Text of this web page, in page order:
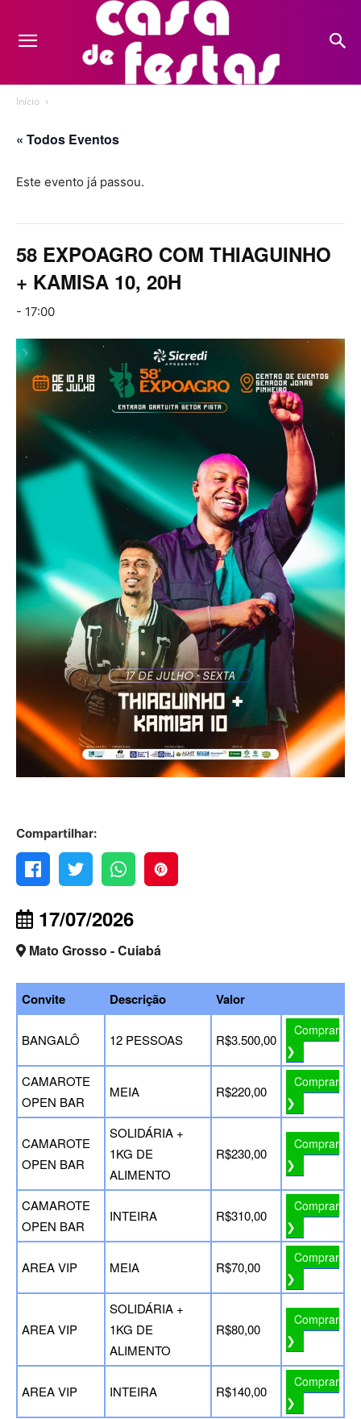
Início
« Todos Eventos
Este evento já passou.
58 EXPOAGRO COM THIAGUINHO
+ KAMISA 10, 20H
- 17:00
Compartilhar:
17/07/2026
Mato Grosso - Cuiabá
Convite Descrição Valor
BANGALÔ 12 PESSOAS R$3.500,00
Comprar
❯
CAMAROTE
OPEN BAR
MEIA R$220,00
Comprar
❯
CAMAROTE
OPEN BAR
SOLIDÁRIA +
1KG DE
ALIMENTO
R$230,00
Comprar
❯
CAMAROTE
OPEN BAR
INTEIRA R$310,00
Comprar
❯
AREA VIP MEIA R$70,00
Comprar
❯
AREA VIP
SOLIDÁRIA +
1KG DE
ALIMENTO
R$80,00
Comprar
❯
AREA VIP INTEIRA R$140,00
Comprar
❯